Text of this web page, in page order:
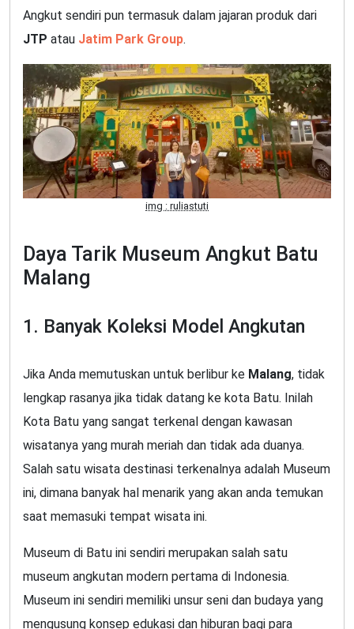
Angkut sendiri pun termasuk dalam jajaran produk dari
JTP atau Jatim Park Group.
img : ruliastuti
Daya Tarik Museum Angkut Batu
Malang
1. Banyak Koleksi Model Angkutan
Jika Anda memutuskan untuk berlibur ke Malang, tidak
lengkap rasanya jika tidak datang ke kota Batu. Inilah
Kota Batu yang sangat terkenal dengan kawasan
wisatanya yang murah meriah dan tidak ada duanya.
Salah satu wisata destinasi terkenalnya adalah Museum
ini, dimana banyak hal menarik yang akan anda temukan
saat memasuki tempat wisata ini.
Museum di Batu ini sendiri merupakan salah satu
museum angkutan modern pertama di Indonesia.
Museum ini sendiri memiliki unsur seni dan budaya yang
mengusung konsep edukasi dan hiburan bagi para